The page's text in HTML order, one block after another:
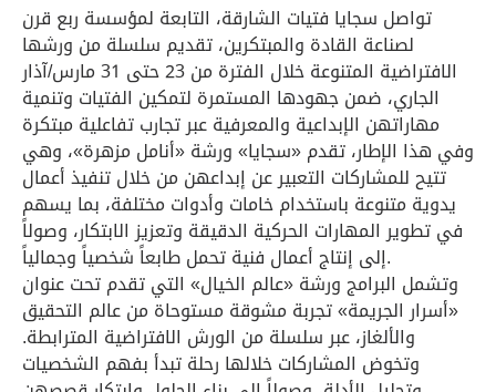
تواصل سجايا فتيات الشارقة، التابعة لمؤسسة ربع قرن
لصناعة القادة والمبتكرين، تقديم سلسلة من ورشها
الافتراضية المتنوعة خلال الفترة من 23 حتى 31 مارس/آذار
الجاري، ضمن جهودها المستمرة لتمكين الفتيات وتنمية
مهاراتهن الإبداعية والمعرفية عبر تجارب تفاعلية مبتكرة
وفي هذا الإطار، تقدم «سجايا» ورشة «أنامل مزهرة»، وهي
تتيح للمشاركات التعبير عن إبداعهن من خلال تنفيذ أعمال
يدوية متنوعة باستخدام خامات وأدوات مختلفة، بما يسهم
في تطوير المهارات الحركية الدقيقة وتعزيز الابتكار، وصولاً
إلى إنتاج أعمال فنية تحمل طابعاً شخصياً وجمالياً.
وتشمل البرامج ورشة «عالم الخيال» التي تقدم تحت عنوان
«أسرار الجريمة» تجربة مشوقة مستوحاة من عالم التحقيق
والألغاز، عبر سلسلة من الورش الافتراضية المترابطة.
وتخوض المشاركات خلالها رحلة تبدأ بفهم الشخصيات